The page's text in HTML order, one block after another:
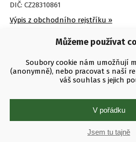
Můžeme používat
Soubory cookie nám umožňují
(anonymně), nebo pracovat s naší
váš souhlas s jejich
V pořádku
Jsem tu tajně
DIČ: CZ28310861
Výpis z obchodního rejstříku »
Kamenná prodejna
Využijte ji k osobnímu odběru, nebo
s námi osobně.
Tato adresa slouží pro příjem
Najdete nás: Náměšť nad Oslavou –
pondělí až pátek